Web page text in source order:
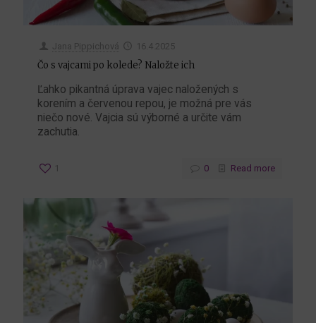
Jana Pippichová 16.4.2025
Čo s vajcami po kolede? Naložte ich
Ľahko pikantná úprava vajec naložených s
korením a červenou repou, je možná pre vás
niečo nové. Vajcia sú výborné a určite vám
zachutia.
1 0 Read more